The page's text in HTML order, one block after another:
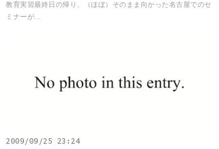
教育実習最終日の帰り、（ほぼ）そのまま向かった名古屋でのセ
ミナーが...
2009/09/25 23:24